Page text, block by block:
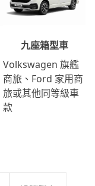
九座箱型車
Volkswagen 旗艦
商旅、Ford 家用商
旅或其他同等級車
款